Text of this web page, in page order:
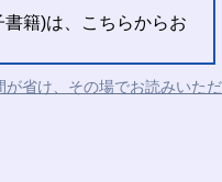
籍)は、こちらからお
省け、その場でお読みいただ